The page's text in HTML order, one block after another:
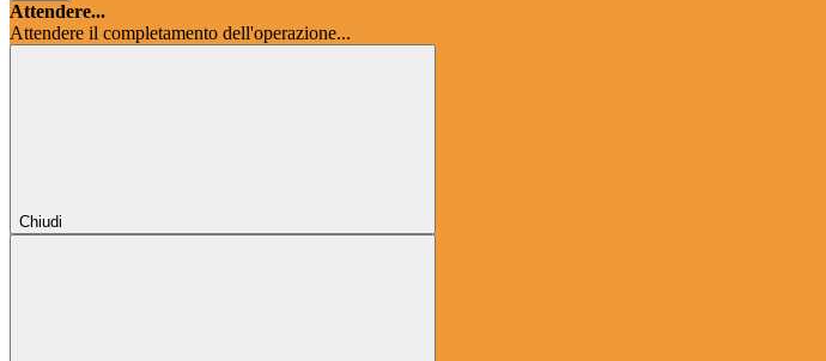
Attendere...
Attendere il completamento dell'operazione...
Chiudi